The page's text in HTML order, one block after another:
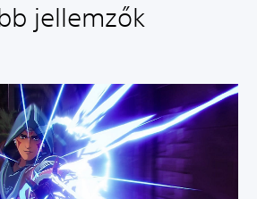
jellemzők